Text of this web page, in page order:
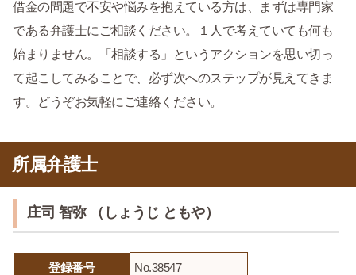
借金の問題で不安や悩みを抱えている方は、まずは専門家
である弁護士にご相談ください。１人で考えていても何も
始まりません。「相談する」というアクションを思い切っ
て起こしてみることで、必ず次へのステップが見えてきま
す。どうぞお気軽にご連絡ください。
所属弁護士
庄司 智弥 （しょうじ ともや）
登録番号 No.38547